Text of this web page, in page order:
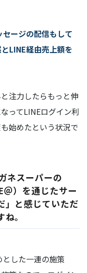
ージの配信もして
LINE経由売上額を
注力したらもっと伸
ってLINEログイン利
始めたという状況で
ネスーパーの
）を通じたサー
」と感じていただ
。
した一連の施策